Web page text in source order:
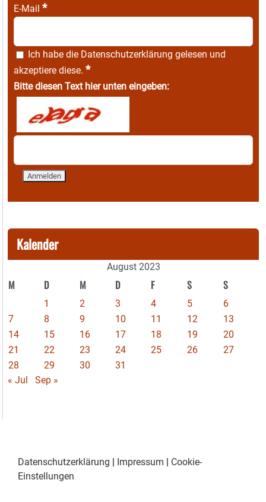
E-Mail *
Ich habe die Datenschutzerklärung gelesen und
akzeptiere diese. *
Bitte diesen Text hier unten eingeben:
Kalender
August 2023
M D M D F S S
1 2 3 4 5
6
7
8 9 10 11 12
13
14
15 16 17 18 19
20
21
22 23 24 25 26
27
28
29 30
31
« Jul
Sep »
Datenschutzerklärung | Impressum | Cookie-
Einstellungen